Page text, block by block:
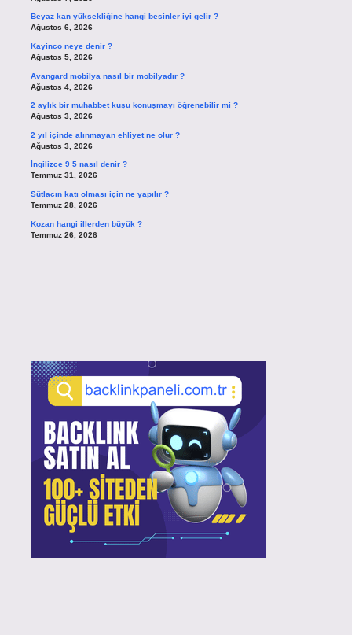
Beyaz kan yüksekliğine hangi besinler iyi gelir ?
Ağustos 6, 2026
Kayinco neye denir ?
Ağustos 5, 2026
Avangard mobilya nasıl bir mobilyadır ?
Ağustos 4, 2026
2 aylık bir muhabbet kuşu konuşmayı öğrenebilir mi ?
Ağustos 3, 2026
2 yıl içinde alınmayan ehliyet ne olur ?
Ağustos 3, 2026
İngilizce 9 5 nasıl denir ?
Temmuz 31, 2026
Sütlacın katı olması için ne yapılır ?
Temmuz 28, 2026
Kozan hangi illerden büyük ?
Temmuz 26, 2026